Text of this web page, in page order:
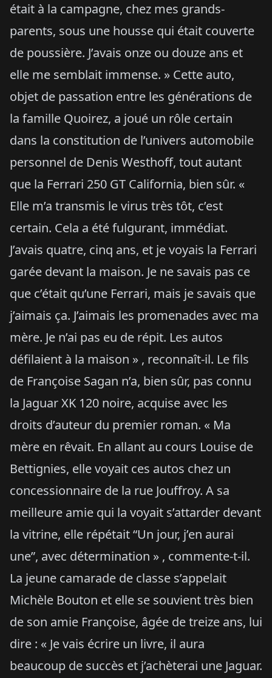
était à la campagne, chez mes grands-
parents, sous une housse qui était couverte
de poussière. J’avais onze ou douze ans et
elle me semblait immense. » Cette auto,
objet de passation entre les générations de
la famille Quoirez, a joué un rôle certain
dans la constitution de l’univers automobile
personnel de Denis Westhoff, tout autant
que la Ferrari 250 GT California, bien sûr. «
Elle m’a transmis le virus très tôt, c’est
certain. Cela a été fulgurant, immédiat.
J’avais quatre, cinq ans, et je voyais la Ferrari
garée devant la maison. Je ne savais pas ce
que c’était qu’une Ferrari, mais je savais que
j’aimais ça. J’aimais les promenades avec ma
mère. Je n’ai pas eu de répit. Les autos
défilaient à la maison » , reconnaît-il. Le fils
de Françoise Sagan n’a, bien sûr, pas connu
la Jaguar XK 120 noire, acquise avec les
droits d’auteur du premier roman. « Ma
mère en rêvait. En allant au cours Louise de
Bettignies, elle voyait ces autos chez un
concessionnaire de la rue Jouffroy. A sa
meilleure amie qui la voyait s’attarder devant
la vitrine, elle répétait “Un jour, j’en aurai
une”, avec détermination » , commente-t-il.
La jeune camarade de classe s’appelait
Michèle Bouton et elle se souvient très bien
de son amie Françoise, âgée de treize ans, lui
dire : « Je vais écrire un livre, il aura
beaucoup de succès et j’achèterai une Jaguar.